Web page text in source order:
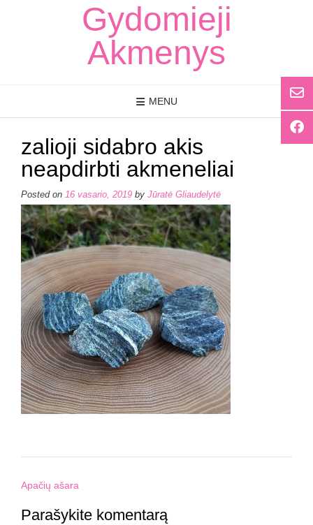
Gydomieji
Akmenys
MENU
zalioji sidabro akis
neapdirbti akmeneliai
Posted on 16 vasario, 2019 by Jūratė Gliaudelytė
Post
Apačių ašara
Parašykite komentarą